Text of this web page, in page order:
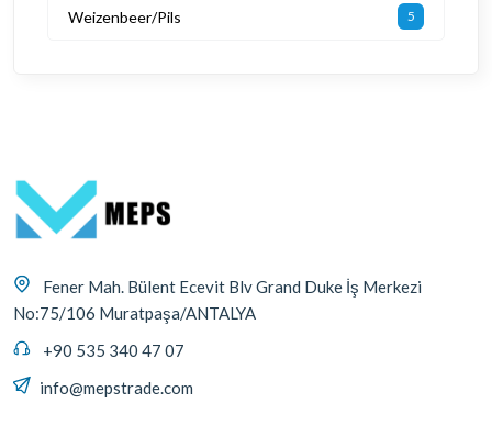
Weizenbeer/Pils 5
Fener Mah. Bülent Ecevit Blv Grand Duke İş Merkezi
No:75/106 Muratpaşa/ANTALYA
+90 535 340 47 07
info@mepstrade.com